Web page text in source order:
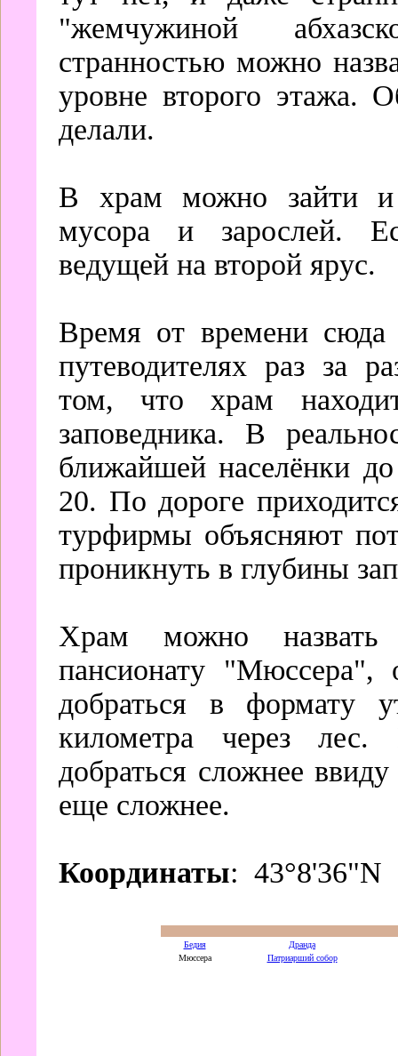
"жемчужиной
странностью можно
уровне второго этажа.
делали.
В храм можно зайти и
мусора и зарослей.
ведущей на второй ярус.
Время от времени сюда
путеводителях раз за
том, что храм
заповедника. В
ближайшей населёнки
20. По дороге
турфирмы объясняют
проникнуть в глубины
Храм можно
пансионату
добраться в формату
километра через
добраться сложнее
еще сложнее.
Координаты: 43°8'36"N
Бедия
Дранда
Мюссера
Патриарший собор